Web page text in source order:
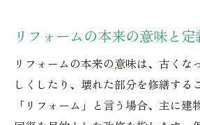
リフォームとはどこまでの
リフォームの日本語表現
リフォーム用語が混同さ
説
リフォームの本来の意味と
リフォームの本来の意味は、古くな
しくしたり、壊れた部分を修繕する
「リフォーム」と言う場合、主に建